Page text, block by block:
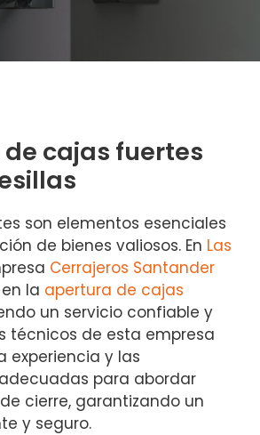
cajas fuertes
son elementos esenciales
de bienes valiosos. En Las
Cerrajeros Santander
la apertura de cajas
un servicio confiable y
técnicos de esta empresa
experiencia y las
para abordar
cierre, garantizando un
y seguro.